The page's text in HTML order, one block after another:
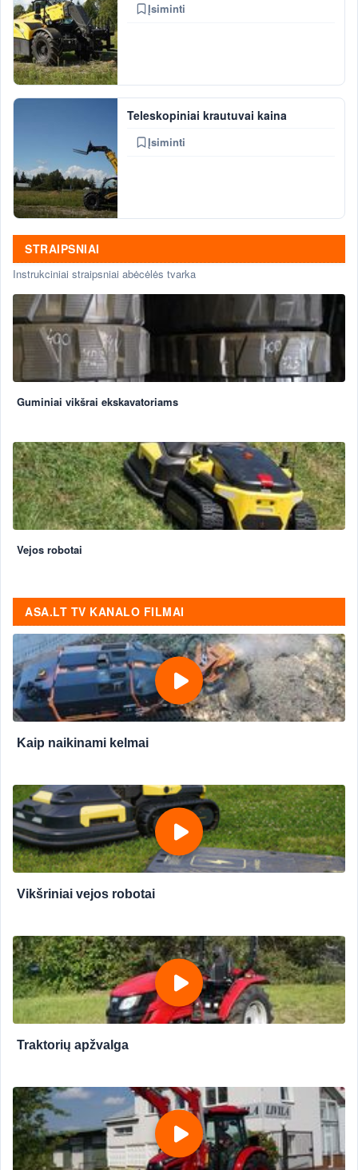
Įsiminti
Teleskopiniai krautuvai kaina
Įsiminti
STRAIPSNIAI
Instrukciniai straipsniai abėcėlės tvarka
Guminiai vikšrai ekskavatoriams
Vejos robotai
ASA.LT TV KANALO FILMAI
Kaip naikinami kelmai
Vikšriniai vejos robotai
Traktorių apžvalga